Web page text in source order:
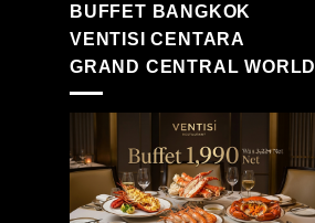
BUFFET BANGKOK
VENTISI CENTARA
GRAND CENTRAL WORLD